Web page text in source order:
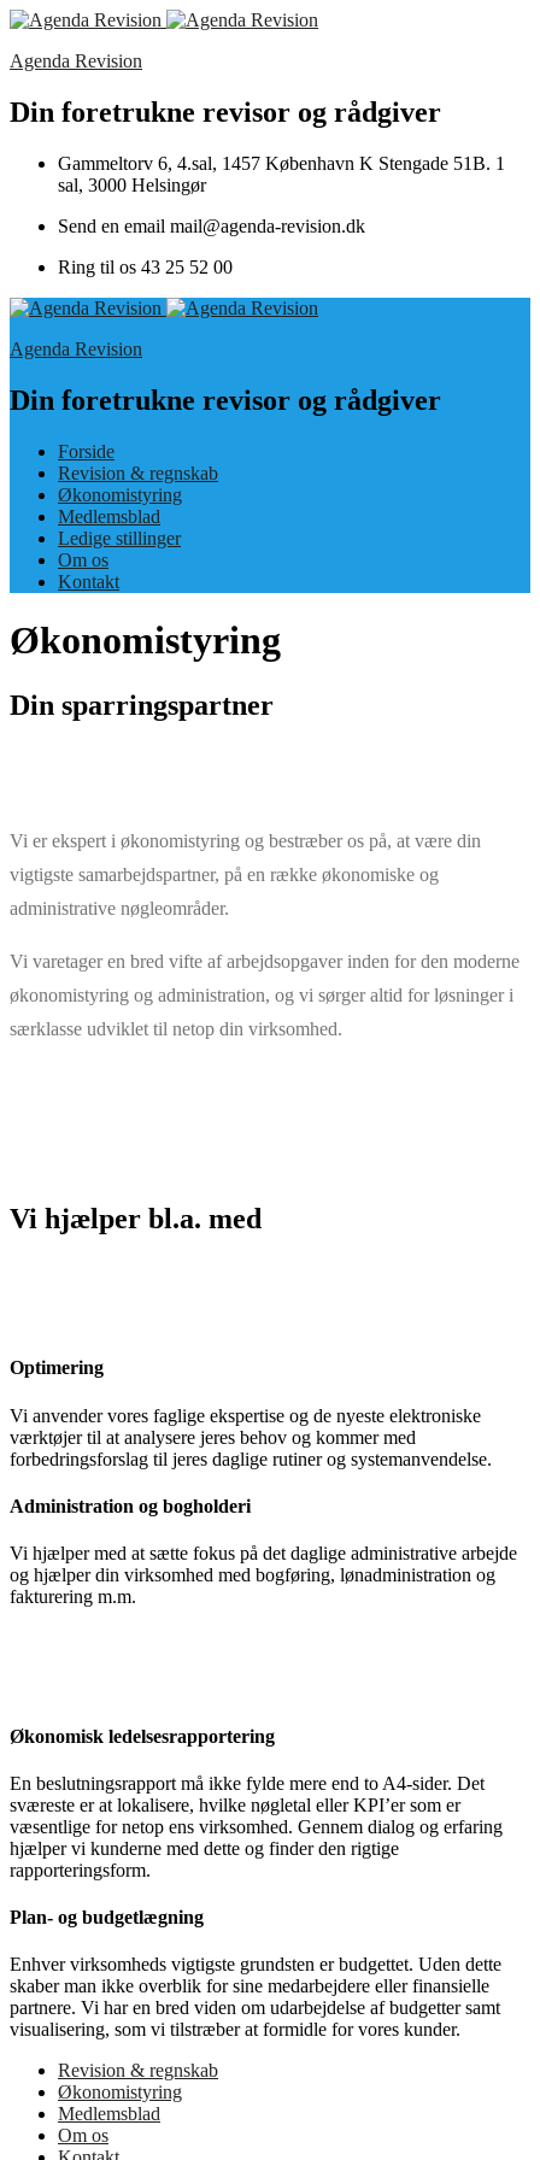
Agenda Revision
Din foretrukne revisor og rådgiver
Gammeltorv 6, 4.sal, 1457 København K Stengade 51B. 1
sal, 3000 Helsingør
Send en email mail@agenda-revision.dk
Ring til os 43 25 52 00
Agenda Revision
Din foretrukne revisor og rådgiver
Forside
Revision & regnskab
Økonomistyring
Medlemsblad
Ledige stillinger
Om os
Kontakt
Økonomistyring
Din sparringspartner
Vi er ekspert i økonomistyring og bestræber os på, at være din
vigtigste samarbejdspartner, på en række økonomiske og
administrative nøgleområder.
Vi varetager en bred vifte af arbejdsopgaver inden for den moderne
økonomistyring og administration, og vi sørger altid for løsninger i
særklasse udviklet til netop din virksomhed.
Vi hjælper bl.a. med
Optimering
Vi anvender vores faglige ekspertise og de nyeste elektroniske
værktøjer til at analysere jeres behov og kommer med
forbedringsforslag til jeres daglige rutiner og systemanvendelse.
Administration og bogholderi
Vi hjælper med at sætte fokus på det daglige administrative arbejde
og hjælper din virksomhed med bogføring, lønadministration og
fakturering m.m.
Økonomisk ledelsesrapportering
En beslutningsrapport må ikke fylde mere end to A4-sider. Det
sværeste er at lokalisere, hvilke nøgletal eller KPI’er som er
væsentlige for netop ens virksomhed. Gennem dialog og erfaring
hjælper vi kunderne med dette og finder den rigtige
rapporteringsform.
Plan- og budgetlægning
Enhver virksomheds vigtigste grundsten er budgettet. Uden dette
skaber man ikke overblik for sine medarbejdere eller finansielle
partnere. Vi har en bred viden om udarbejdelse af budgetter samt
visualisering, som vi tilstræber at formidle for vores kunder.
Revision & regnskab
Økonomistyring
Medlemsblad
Om os